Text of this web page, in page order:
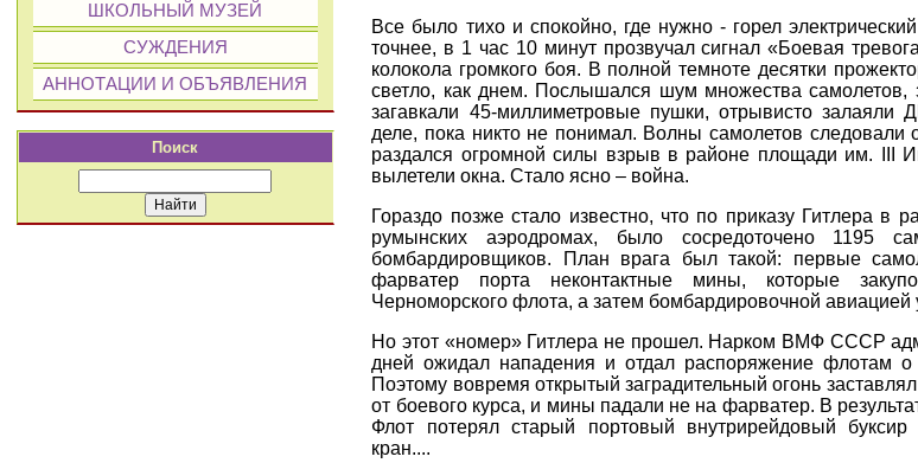
ШКОЛЬНЫЙ МУЗЕЙ
СУЖДЕНИЯ
АННОТАЦИИ И ОБЪЯВЛЕНИЯ
Поиск
Все было тихо и спокойно, где нужно - горел
точнее, в 1 час 10 минут прозвучал сигнал «Боевая
колокола громкого боя. В полной темноте десятки
светло, как днем. Послышался шум множества самолетов,
загавкали 45-миллиметровые пушки, отрывисто
деле, пока никто не понимал. Волны самолетов следовали
раздался огромной силы взрыв в районе площади им. III
вылетели окна. Стало ясно – война.
Гораздо позже стало известно, что по приказу Гитлера в
румынских аэродромах, было сосредоточено 1195
бомбардировщиков. План врага был такой: первые
фарватер порта неконтактные мины, которые
Черноморского флота, а затем бомбардировочной авиацией
Но этот «номер» Гитлера не прошел. Нарком ВМФ СССР
дней ожидал нападения и отдал распоряжение флотам о
Поэтому вовремя открытый заградительный огонь
от боевого курса, и мины падали не на фарватер. В
Флот потерял старый портовый внутрирейдовый
кран....